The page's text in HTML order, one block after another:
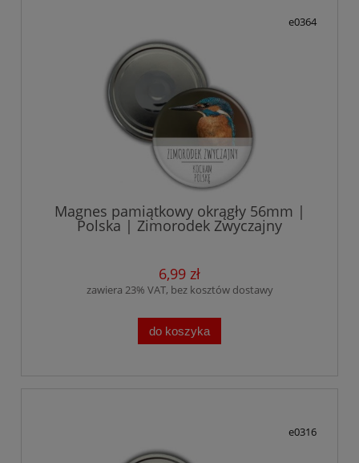
e0364
Magnes pamiątkowy okrągły 56mm |
Polska | Zimorodek Zwyczajny
6,99 zł
zawiera 23% VAT, bez kosztów dostawy
do koszyka
e0316